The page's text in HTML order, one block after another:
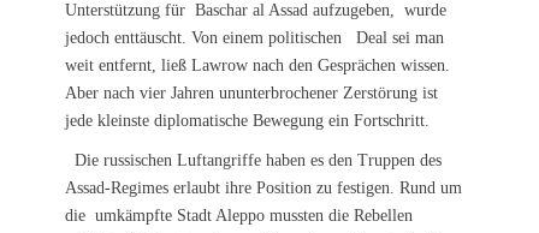
Unterstützung für Baschar al Assad aufzugeben, wurde
jedoch enttäuscht. Von einem politischen Deal sei man
weit entfernt, ließ Lawrow nach den Gesprächen wissen.
Aber nach vier Jahren ununterbrochener Zerstörung ist
jede kleinste diplomatische Bewegung ein Fortschritt.
Die russischen Luftangriffe haben es den Truppen des
Assad-Regimes erlaubt ihre Position zu festigen. Rund um
die umkämpfte Stadt Aleppo mussten die Rebellen